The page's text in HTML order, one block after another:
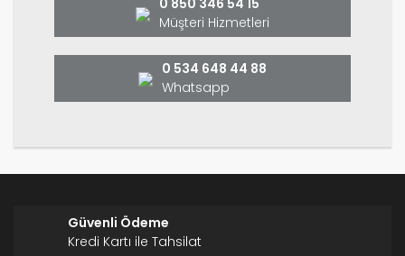
Ürün fiyatı diğer sitelerden daha pahalı.
0 850 346 54 15
Müşteri Hizmetleri
0 534 648 44 88
Whatsapp
Güvenli Ödeme
Kredi Kartı ile Tahsilat